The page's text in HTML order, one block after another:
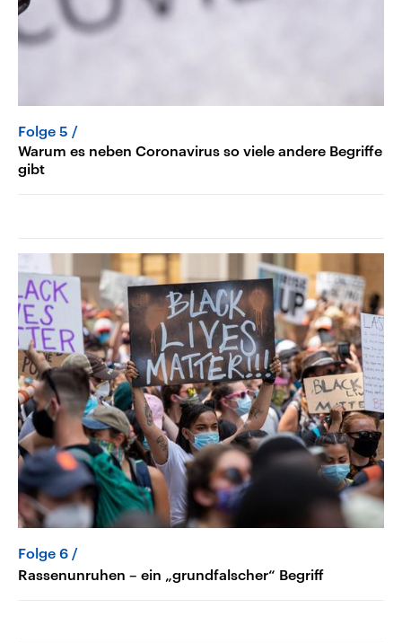
Folge 5
Warum es neben Coronavirus so viele andere Begriffe
gibt
Folge 6
Rassenunruhen – ein „grundfalscher“ Begriff